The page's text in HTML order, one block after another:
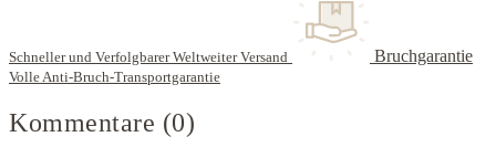
Schneller und Verfolgbarer Weltweiter Versand Bruchgarantie
Volle Anti-Bruch-Transportgarantie
Kommentare (0)